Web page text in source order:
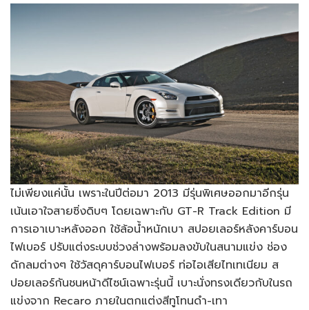
ไม่เพียงแค่นั้น เพราะในปีต่อมา 2013 มีรุ่นพิเศษออกมาอีกรุ่น
เน้นเอาใจสายซิ่งดิบๆ โดยเฉพาะกับ GT-R Track Edition มี
การเอาเบาะหลังออก ใช้ล้อน้ำหนักเบา สปอยเลอร์หลังคาร์บอน
ไฟเบอร์ ปรับแต่งระบบช่วงล่างพร้อมลงขับในสนามแข่ง ช่อง
ดักลมต่างๆ ใช้วัสดุคาร์บอนไฟเบอร์ ท่อไอเสียไทเทเนียม ส
ปอยเลอร์กันชนหน้าดีไซน์เฉพาะรุ่นนี้ เบาะนั่งทรงเดียวกับในรถ
แข่งจาก Recaro ภายในตกแต่งสีทูโทนดำ-เทา